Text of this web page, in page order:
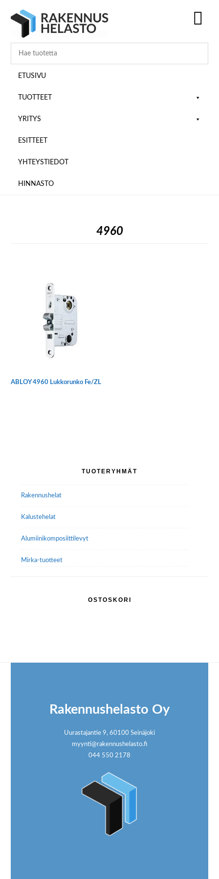
pääsisältöön
ensisijaiseen
alatunnisteeseen
ETUSIVU
TUOTTEET
YRITYS
ESITTEET
YHTEYSTIEDOT
HINNASTO
4960
ABLOY 4960 Lukkorunko Fe/ZL
TUOTERYHMÄT
Rakennushelat
Kalustehelat
Alumiini­komposiitti­levyt
Mirka-tuotteet
OSTOSKORI
Rakennushelasto Oy
Uurastajantie 9, 60100 Seinäjoki
myynti@rakennushelasto.fi
044 550 2178